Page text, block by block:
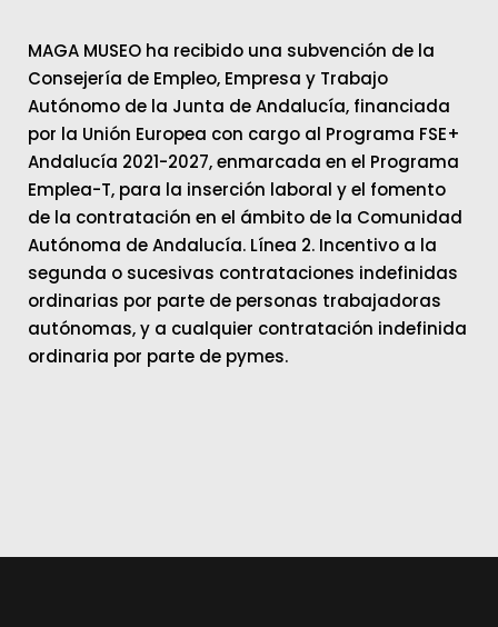
MAGA MUSEO ha recibido una subvención de la
Consejería de Empleo, Empresa y Trabajo
Autónomo de la Junta de Andalucía, financiada
por la Unión Europea con cargo al Programa FSE+
Andalucía 2021-2027, enmarcada en el Programa
Emplea-T, para la inserción laboral y el fomento
de la contratación en el ámbito de la Comunidad
Autónoma de Andalucía. Línea 2. Incentivo a la
segunda o sucesivas contrataciones indefinidas
ordinarias por parte de personas trabajadoras
autónomas, y a cualquier contratación indefinida
ordinaria por parte de pymes.